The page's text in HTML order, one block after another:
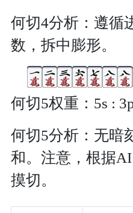
何切4分析：遵循
数，拆中膨形。
何切5权重：5s :
何切5分析：无暗
和。注意，根据
摸切。